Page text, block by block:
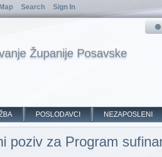
Županije Posavske
POSLODAVCI NEZAPOSLENI
poziv za Program
Search Sign In